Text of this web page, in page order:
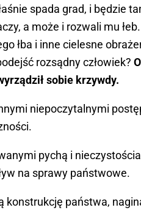
spada grad, i będzie
a może i rozwali mu łeb.
łba i inne cielesne
rozsądny człowiek?
sobie krzywdy.
niepoczytalnymi
pychą i
na sprawy państwowe.
konstrukcję państwa,